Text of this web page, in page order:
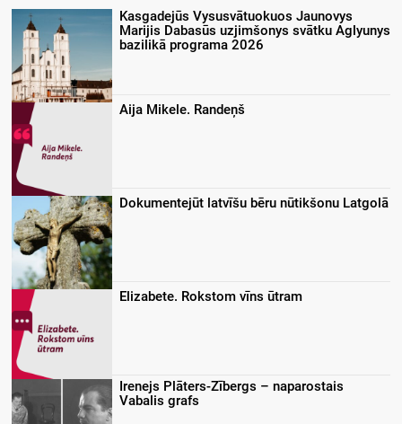
Kasgadejūs Vysusvātuokuos Jaunovys
Marijis Dabasūs uzjimšonys svātku Aglyunys
bazilikā programa 2026
Aija Mikele. Randeņš
Dokumentejūt latvīšu bēru nūtikšonu Latgolā
Elizabete. Rokstom vīns ūtram
Irenejs Plāters-Zībergs – naparostais
Vabalis grafs